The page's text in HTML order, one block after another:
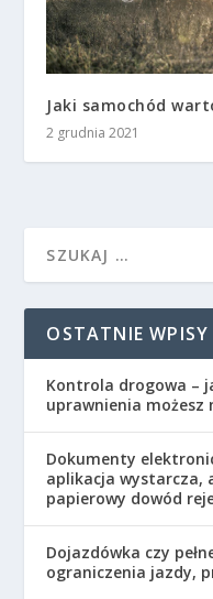
Jaki samochód
2 grudnia 2021
OSTATNIE WPISY
Kontrola drogowa –
uprawnienia możesz
Dokumenty
aplikacja wystarcza,
papierowy dowód
Dojazdówka czy
ograniczenia jazdy,